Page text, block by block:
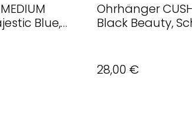
Blue,
Ohrhänger
Black Beauty,
28,00 €